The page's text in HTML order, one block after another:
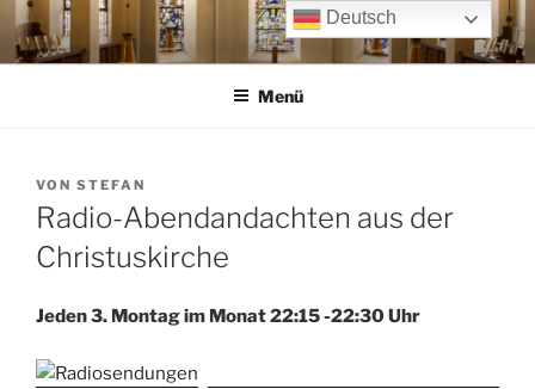
Zum
Inhalt
springen
Menü
VERÖFFENTLICHT
AM
VON STEFAN
Radio-Abendandachten aus der
Christuskirche
Jeden 3. Montag im Monat 22:15 -22:30 Uhr
Deutsch